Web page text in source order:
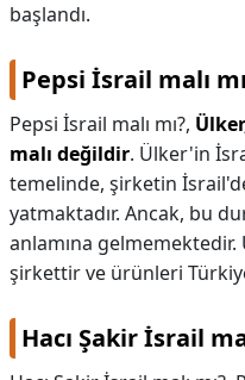
başlandı.
Pepsi İsrail malı
Pepsi İsrail malı mı?,
malı değildir. Ülker'in
temelinde, şirketin
yatmaktadır. Ancak, bu
anlamına
şirkettir ve ürünleri
Hacı Şakir İsrail